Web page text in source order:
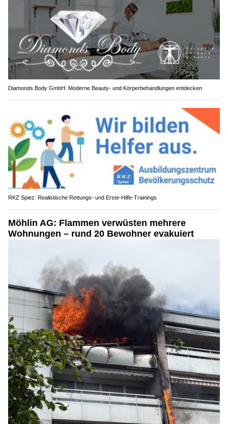
Diamonds Body GmbH: Moderne Beauty- und Körperbehandlungen entdecken
RKZ Spiez: Realistische Rettungs- und Erste-Hilfe-Trainings
Möhlin AG: Flammen verwüsten mehrere
Wohnungen – rund 20 Bewohner evakuiert